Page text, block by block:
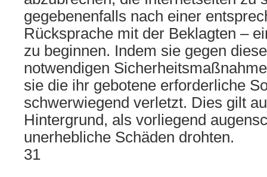
gegebenenfalls nach einer
Rücksprache mit der Beklagten –
zu beginnen. Indem sie gegen
notwendigen
sie die ihr gebotene erforderliche
schwerwiegend verletzt. Dies gilt
Hintergrund, als vorliegend
unerhebliche Schäden drohten.
31